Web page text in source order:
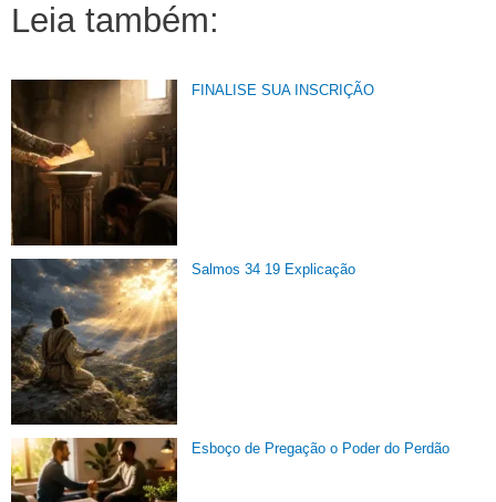
Leia também:
FINALISE SUA INSCRIÇÃO
Salmos 34 19 Explicação
Esboço de Pregação o Poder do Perdão